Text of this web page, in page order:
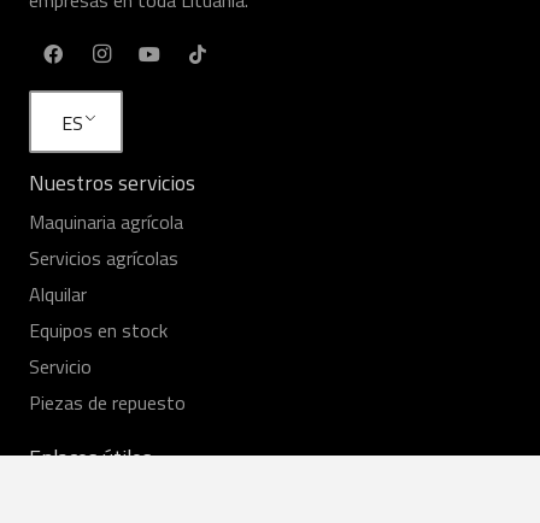
ES
Nuestros servicios
Maquinaria agrícola
Servicios agrícolas
Alquilar
Equipos en stock
Servicio
Piezas de repuesto
Enlaces útiles